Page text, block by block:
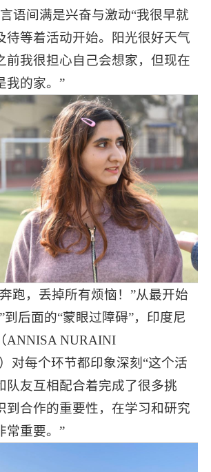
语间满是兴奋与激动“我很早就
待等着活动开始。阳光很好天气
前我很担心自己会想家，但现在
我的家。”
跑，丢掉所有烦恼！”从最开始
到后面的“蒙眼过障碍”，印度尼
ANNISA NURAINI
对每个环节都印象深刻“这个活
队友互相配合着完成了很多挑
到合作的重要性，在学习和研究
常重要。”